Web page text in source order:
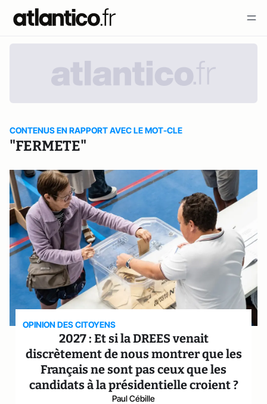
CONTENUS EN RAPPORT AVEC LE MOT-CLE
"FERMETE"
OPINION DES CITOYENS
2027 : Et si la DREES venait
discrètement de nous montrer que les
Français ne sont pas ceux que les
candidats à la présidentielle croient ?
Paul Cébille